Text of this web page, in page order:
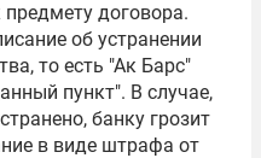
договора.
об устранении
то есть "Ак Барс"
пункт". В случае,
банку грозит
в виде штрафа от